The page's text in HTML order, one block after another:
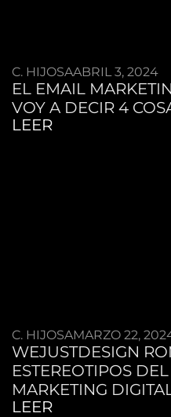
C. HIJOSAABRIL 3, 2024
EL EMAIL
VOY A DECIR 4
LEER
C. HIJOSAMARZO 22,
WEJUSTDESIGN
ESTEREOTIPOS
MARKETING
LEER